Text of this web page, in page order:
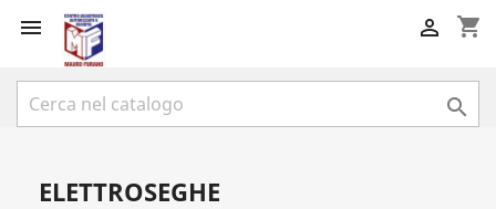
 shopping_cart


ELETTROSEGHE